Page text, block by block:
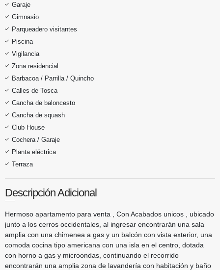
Garaje
Gimnasio
Parqueadero visitantes
Piscina
Vigilancia
Zona residencial
Barbacoa / Parrilla / Quincho
Calles de Tosca
Cancha de baloncesto
Cancha de squash
Club House
Cochera / Garaje
Planta eléctrica
Terraza
Descripción Adicional
Hermoso apartamento para venta , Con Acabados unicos , ubicado
junto a los cerros occidentales, al ingresar encontrarán una sala
amplia con una chimenea a gas y un balcón con vista exterior, una
comoda cocina tipo americana con una isla en el centro, dotada
con horno a gas y microondas, continuando el recorrido
encontrarán una amplia zona de lavandería con habitación y baño